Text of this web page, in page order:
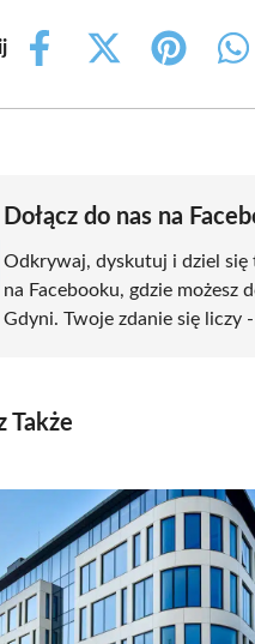
Share
Share
(Twitter)
Share
Dołącz do nas na
Odkrywaj, dyskutuj i dziel się
na Facebooku, gdzie
Gdyni. Twoje zdanie się liczy
Także